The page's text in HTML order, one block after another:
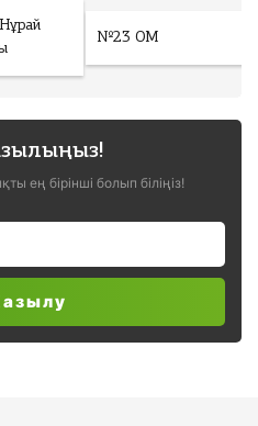
ең бірінші болып біліңіз!
№23 ОМ